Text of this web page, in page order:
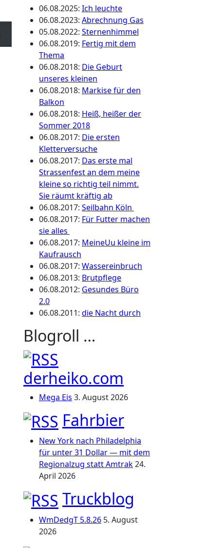
06.08.2025: Ich leuchte
06.08.2023: Abrechnung Gas
05.08.2022: Sternenhimmel
06.08.2019: Fertig mit dem
Thema
06.08.2018: Die Geburt
unseres kleinen
06.08.2018: Markise für den
Balkon
06.08.2018: Heiß, heißer der
Sommer 2018
06.08.2017: Die ersten
Kletterversuche
06.08.2017: Das erste mal
Strassenfest an dem meine
kleine so richtig teil nimmt.
Sie räumt kräftig ab
06.08.2017: Seilbahn Köln
06.08.2017: Für Futter machen
sie alles
06.08.2017: MeineUu kleine im
Kaufrausch
06.08.2017: Wassereinbruch
06.08.2013: Brutpflege
06.08.2012: Gesundes Büro
2.0
06.08.2011: die Nacht durch
Blogroll …
derheiko.com
Mega Eis 3. August 2026
Fahrbier
New York nach Philadelphia
für unter 31 Dollar — mit dem
Regionalzug statt Amtrak24.
April 2026
Truckblog
WmDedgT 5.8.26 5. August
2026